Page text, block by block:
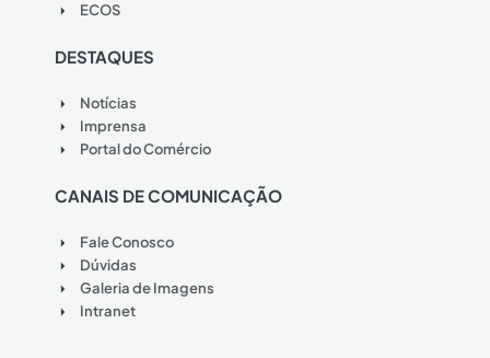
ECOS
DESTAQUES
Notícias
Imprensa
Portal do Comércio
CANAIS DE COMUNICAÇÃO
Fale Conosco
Dúvidas
Galeria de Imagens
Intranet